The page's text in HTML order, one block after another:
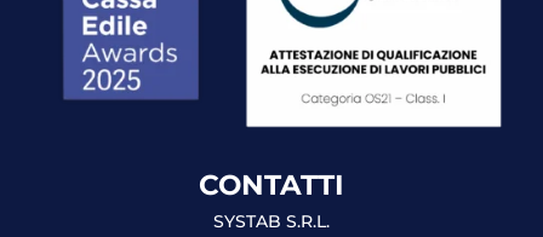
CONTATTI
SYSTAB S.R.L.